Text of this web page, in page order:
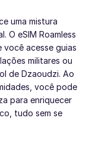
uma mistura
O eSIM Roamless
você acesse guias
militares ou
de Dzaoudzi. Ao
você pode
para enriquecer
tudo sem se